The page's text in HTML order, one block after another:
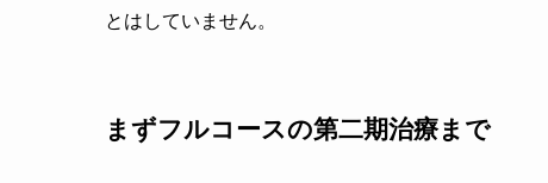
とはしていません。
まずフルコースの第二期治療まで